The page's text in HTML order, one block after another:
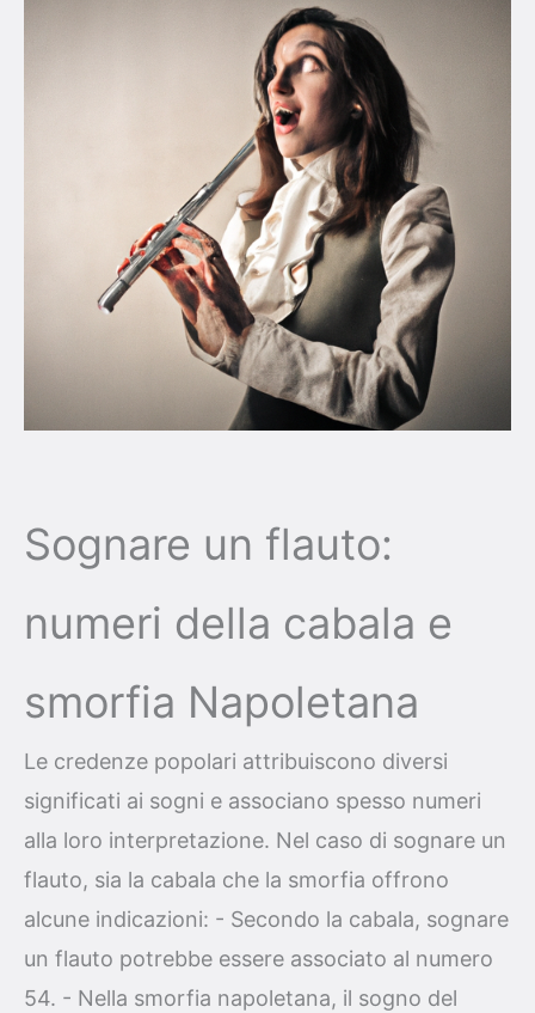
Sognare un flauto:
numeri della cabala e
smorfia Napoletana
Le credenze popolari attribuiscono diversi
significati ai sogni e associano spesso numeri
alla loro interpretazione. Nel caso di sognare un
flauto, sia la cabala che la smorfia offrono
alcune indicazioni: - Secondo la cabala, sognare
un flauto potrebbe essere associato al numero
54. - Nella smorfia napoletana, il sogno del